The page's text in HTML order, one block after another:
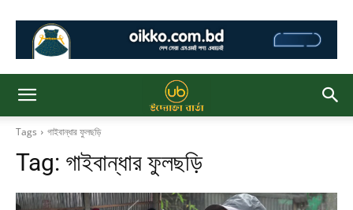
Tags গাইবান্ধার ফুলছড়ি
Tag: গাইবান্ধার ফুলছড়ি